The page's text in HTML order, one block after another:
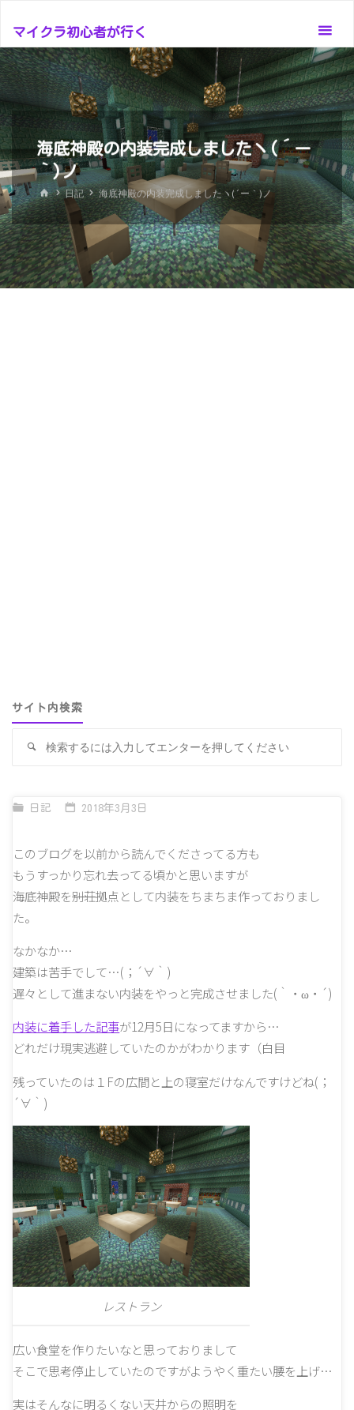
テ
ン
ツ
へ
ス
キ
ッ
プ
マイクラ初心者が行く
海底神殿の内装完成しましたヽ(´ー
｀)ノ
ホ
ー
ム
日記 海底神殿の内装完成しましたヽ(´ー｀)ノ
サイト内検索
検
日記 2018年3月3日
このブログを以前から読んでくださってる方も
もうすっかり忘れ去ってる頃かと思いますが
海底神殿を別荘拠点として内装をちまちま作っておりまし
た。
なかなか…
建築は苦手でして…(；´∀｀)
遅々として進まない内装をやっと完成させました(｀・ω・´)
内装に着手した記事が12月5日になってますから…
どれだけ現実逃避していたのかがわかります（白目
残っていたのは１Fの広間と上の寝室だけなんですけどね(；
´∀｀)
レストラン
広い食堂を作りたいなと思っておりまして
そこで思考停止していたのですがようやく重たい腰を上げ…
実はそんなに明るくない天井からの照明を